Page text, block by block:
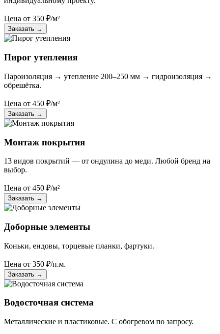
Цена от 350 ₽/м²
Заказать →
Пирог утепления
Пароизоляция → утепление 200–250 мм → гидроизоляция →
обрешётка.
Цена от 450 ₽/м²
Заказать →
Монтаж покрытия
13 видов покрытий — от ондулина до меди. Любой бренд на
выбор.
Цена от 450 ₽/м²
Заказать →
Доборные элементы
Коньки, ендовы, торцевые планки, фартуки.
Цена от 350 ₽/п.м.
Заказать →
Водосточная система
Металлические и пластиковые. С обогревом по запросу.